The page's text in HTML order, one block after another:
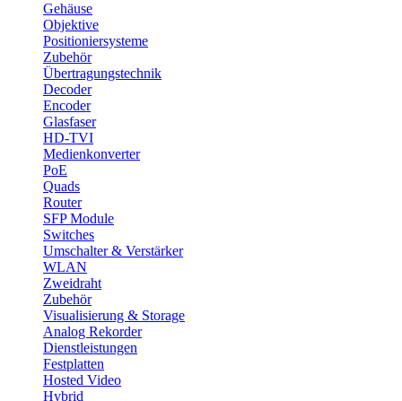
Gehäuse
Objektive
Positioniersysteme
Zubehör
Übertragungstechnik
Decoder
Encoder
Glasfaser
HD-TVI
Medienkonverter
PoE
Quads
Router
SFP Module
Switches
Umschalter & Verstärker
WLAN
Zweidraht
Zubehör
Visualisierung & Storage
Analog Rekorder
Dienstleistungen
Festplatten
Hosted Video
Hybrid